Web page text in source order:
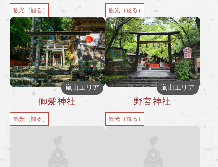
観光（観る） 観光（観る）
嵐山エリア
御髪神社
観光（観る）
嵐山エリア
野宮神社
観光（観る）